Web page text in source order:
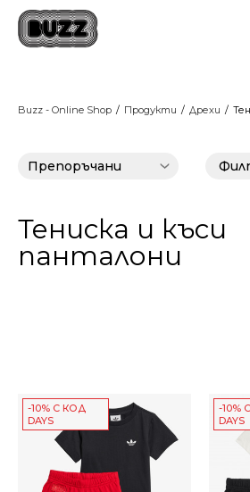
Вземи поръчката си от
Buzz - Online Shop Продукти Дрехи
Тениска и къси
панталони
-10% С КОД
DAYS
-10%
DAYS